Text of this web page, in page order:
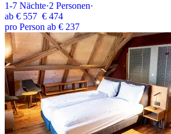
1-7 Nächte·2 Personen·
ab € 557 € 474
pro Person ab € 237